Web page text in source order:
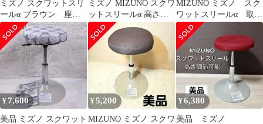
ミズノ スクワットスリ
ールα ブラウン 座面
調整レバー付き
ミズノ MIZUNO スクワ
ットスリールα 高さ調
節可能 膝への負担軽
減 レッド
MIZUNO ミズノ スク
ワットスリールα 取扱
説明書付属 ブラウン
¥7,600
美品 ミズノ スクワット
¥5,200
MIZUNO ミズノ スクワ
¥6,380
美品 ミズノ